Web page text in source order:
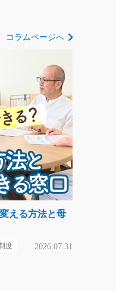
コラムページへ
える方法と母
度 2026.07.31